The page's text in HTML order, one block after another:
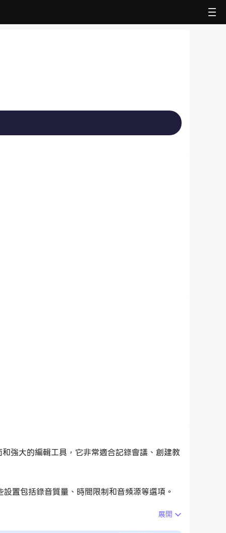
強大的編輯工具，它非常適合記錄會議、創建教
置包括錄音質量、時間限制和音頻源等選項。
您可以在照片中添加註釋、繪圖和文本，以突出
展開